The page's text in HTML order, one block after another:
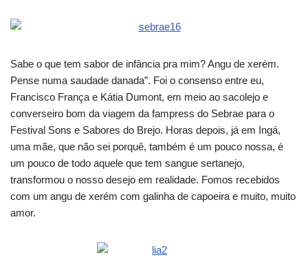
Sabe o que tem sabor de infância pra mim? Angu de xerém.
Pense numa saudade danada”. Foi o consenso entre eu,
Francisco França e Kátia Dumont, em meio ao sacolejo e
converseiro bom da viagem da fampress do Sebrae para o
Festival Sons e Sabores do Brejo. Horas depois, já em Ingá,
uma mãe, que não sei porquê, também é um pouco nossa, é
um pouco de todo aquele que tem sangue sertanejo,
transformou o nosso desejo em realidade. Fomos recebidos
com um angu de xerém com galinha de capoeira e muito, muito
amor.